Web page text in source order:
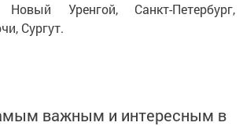
Новый Уренгой, Санкт-Петербург,
Сургут.
важным и интересным в